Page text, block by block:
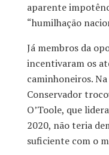
aparente
“humilhação
Já membros da
incentivaram os
caminhoneiros.
Conservador
O’Toole, que
2020, não teria
suficiente com o